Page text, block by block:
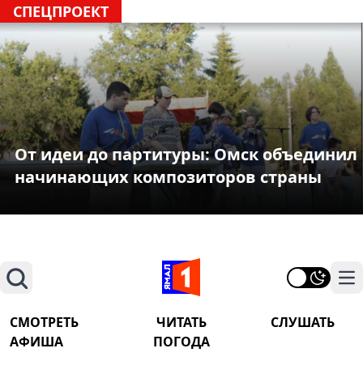
СПЕЦПРОЕКТ
От идеи до партитуры: Омск объединил
начинающих композиторов страны
Поиск
СМОТРЕТЬ ЧИТАТЬ
СЛУШАТЬ
АФИША
ПОГОДА